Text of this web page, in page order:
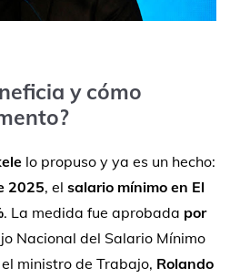
y cómo
lo propuso y ya es un hecho:
2025, el salario mínimo en El
. La medida fue aprobada por
Nacional del Salario Mínimo
ministro de Trabajo, Rolando